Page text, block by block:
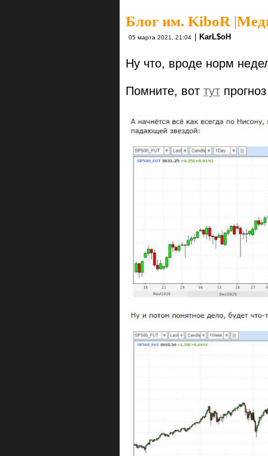
Блог им. KiboR |
05 марта 2021, 21:04 | KarL$oH
Ну что, вроде норм
Помните, вот тут